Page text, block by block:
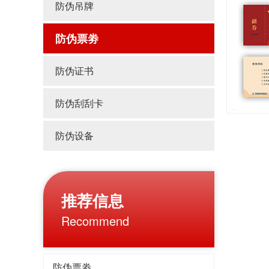
防伪吊牌
防伪票劵
防伪证书
防伪刮刮卡
防伪设备
推荐信息
Recommend